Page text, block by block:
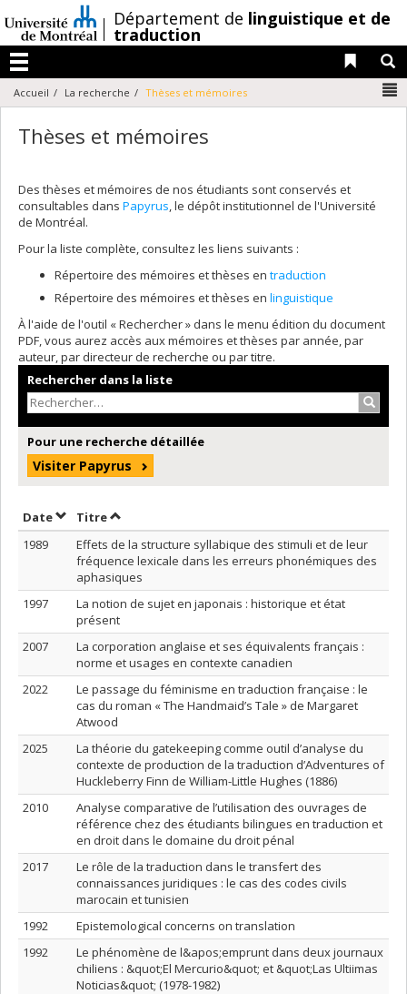
au
contenu
/Département de linguistique et de
traduction
Menu
Liens
Accueil La recherche Thèses et mémoires
Thèses et mémoires
Des thèses et mémoires de nos étudiants sont conservés et
consultables dans Papyrus, le dépôt institutionnel de l'Université
de Montréal.
Pour la liste complète, consultez les liens suivants :
Répertoire des mémoires et thèses en traduction
Répertoire des mémoires et thèses en linguistique
À l'aide de l'outil « Rechercher » dans le menu édition du document
PDF, vous aurez accès aux mémoires et thèses par année, par
auteur, par directeur de recherche ou par titre.
Rechercher dans la liste
Pour une recherche détaillée
Visiter Papyrus
DateTrier par date en ordre décroissant
TitreTrier par titre en ordre décroissant
1989
Effets de la structure syllabique des stimuli et de leur
fréquence lexicale dans les erreurs phonémiques des
aphasiques
1997
La notion de sujet en japonais : historique et état
présent
2007
La corporation anglaise et ses équivalents français :
norme et usages en contexte canadien
2022
Le passage du féminisme en traduction française : le
cas du roman « The Handmaid’s Tale » de Margaret
Atwood
2025
La théorie du gatekeeping comme outil d’analyse du
contexte de production de la traduction d’Adventures of
Huckleberry Finn de William-Little Hughes (1886)
2010
Analyse comparative de l’utilisation des ouvrages de
référence chez des étudiants bilingues en traduction et
en droit dans le domaine du droit pénal
2017
Le rôle de la traduction dans le transfert des
connaissances juridiques : le cas des codes civils
marocain et tunisien
1992
Epistemological concerns on translation
1992
Le phénomène de l&apos;emprunt dans deux journaux
chiliens : &quot;El Mercurio&quot; et &quot;Las Ultiimas
Noticias&quot; (1978-1982)